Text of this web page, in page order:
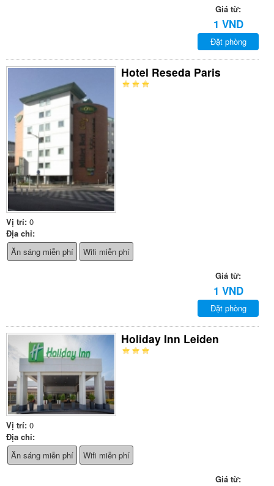
Giá từ:
1 VND
Đặt phòng
Hotel Reseda Paris
Vị trí: 0
Địa chỉ:
Ăn sáng miễn phí
Wifi miễn phí
Giá từ:
1 VND
Đặt phòng
Holiday Inn Leiden
Vị trí: 0
Địa chỉ:
Ăn sáng miễn phí
Wifi miễn phí
Giá từ: